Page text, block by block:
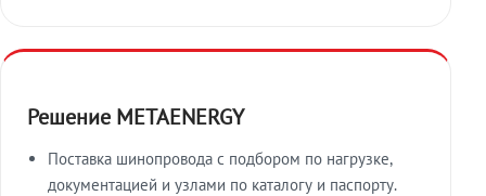
Решение METAENERGY
Поставка шинопровода с подбором по нагрузке,
документацией и узлами по каталогу и паспорту.